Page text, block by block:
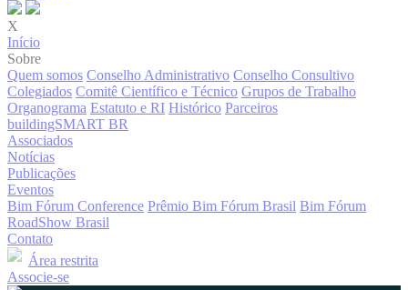
X
Início
Sobre
Quem somos Conselho Administrativo Conselho Consultivo
Colegiados Comitê Científico e Técnico Grupos de Trabalho
Organograma Estatuto e RI Histórico Parceiros
buildingSMART BR
Associados
Notícias
Publicações
Eventos
Bim Fórum Conference Prêmio Bim Fórum Brasil Bim Fórum
RoadShow Brasil
Contato
Área restrita
Associe-se